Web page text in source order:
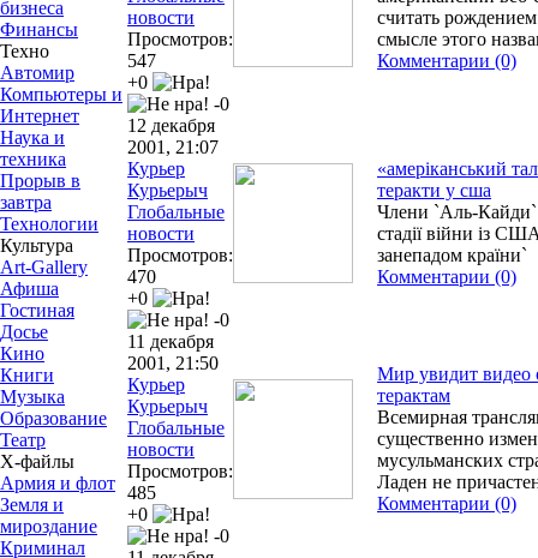
бизнеса
Финансы
Техно
Автомир
Компьютеры и
Интернет
Наука и
техника
Прорыв в
завтра
Технологии
Культура
Art-Gallery
Афиша
Гостиная
Досье
Кино
Книги
Музыка
Образование
Театр
Х-файлы
Армия и флот
Земля и
мироздание
Криминал
новости
Просмотров:
547
+0
-0
считать
смысле этого
Комментарии (0)
12 декабря
2001, 21:07
Курьер
Курьерыч
Глобальные
новости
Просмотров:
470
+0
-0
«амеріканський
теракти у сша
Члени `Аль-Кайди`
стадії війни із
занепадом країни`
Комментарии (0)
11 декабря
2001, 21:50
Курьер
Курьерыч
Глобальные
новости
Просмотров:
485
+0
-0
Мир увидит видео
терактам
Всемирная
существенно
мусульманских
Ладен не
Комментарии (0)